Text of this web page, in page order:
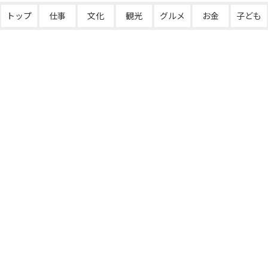
トップ 仕事 文化 観光 グルメ お金 子ども